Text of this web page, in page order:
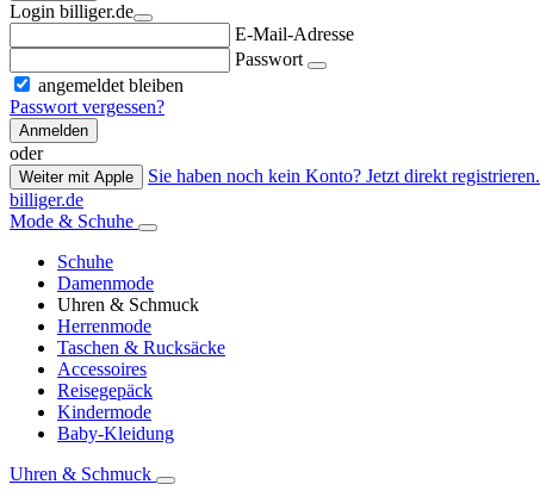
Login billiger.de
E-Mail-Adresse
Passwort
angemeldet bleiben
Passwort vergessen?
Anmelden
oder
Weiter mit Apple
Sie haben noch kein Konto? Jetzt direkt registrieren.
billiger.de
Mode & Schuhe
Schuhe
Damenmode
Uhren & Schmuck
Herrenmode
Taschen & Rucksäcke
Accessoires
Reisegepäck
Kindermode
Baby-Kleidung
Uhren & Schmuck